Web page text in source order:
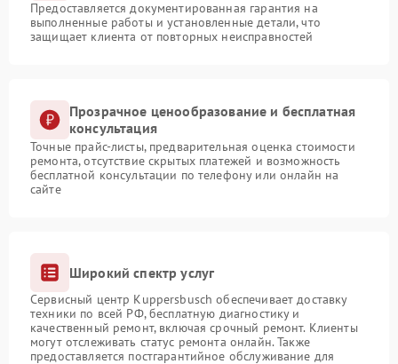
Предоставляется документированная гарантия на
выполненные работы и установленные детали, что
защищает клиента от повторных неисправностей
Прозрачное ценообразование и бесплатная
консультация
Точные прайс-листы, предварительная оценка стоимости
ремонта, отсутствие скрытых платежей и возможность
бесплатной консультации по телефону или онлайн на
сайте
Широкий спектр услуг
Сервисный центр Kuppersbusch обеспечивает доставку
техники по всей РФ, бесплатную диагностику и
качественный ремонт, включая срочный ремонт. Клиенты
могут отслеживать статус ремонта онлайн. Также
предоставляется постгарантийное обслуживание для